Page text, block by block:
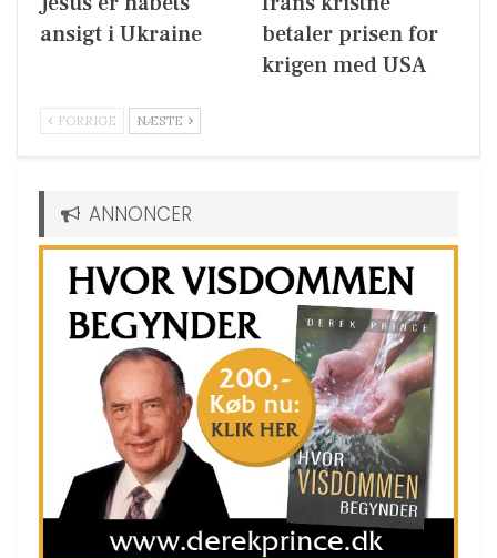
ansigt i Ukraine
betaler prisen for
krigen med USA
FORRIGE NÆSTE
ANNONCER